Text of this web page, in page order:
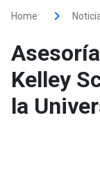
Home
Kelley
la